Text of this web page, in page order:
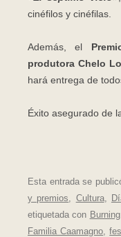
cinéfilos y cinéfilas.
Además, el
produtora Chelo
hará entrega de
Éxito asegurado de
Esta entrada se
y premios
Cultura,
etiquetada con Burning,
Familia Caamagno ,